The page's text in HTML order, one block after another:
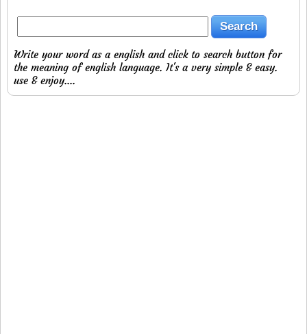
Write your word as a english and click to search button for
the meaning of english language. It's a very simple & easy.
use & enjoy....